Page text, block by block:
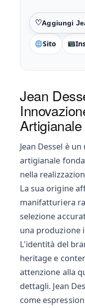
Preferiti
Sito
Jean
Artigianale
Jean Dessel è
artigianale
nella
La sua origine
manifatturiera
selezione
una produzione
L'identità del
heritage e
attenzione alla
dettagli. Jean
come